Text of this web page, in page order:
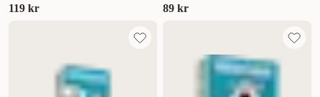
119 kr 89 kr